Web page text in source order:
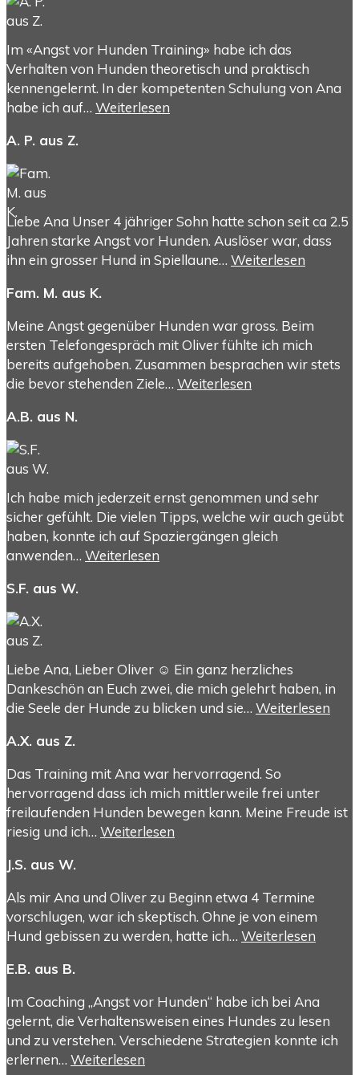
Im «Angst vor Hunden Training» habe ich das
Verhalten von Hunden theoretisch und praktisch
kennengelernt. In der kompetenten Schulung von Ana
habe ich auf… Weiterlesen
A. P. aus Z.
Liebe Ana Unser 4 jähriger Sohn hatte schon seit ca 2.5
Jahren starke Angst vor Hunden. Auslöser war, dass
ihn ein grosser Hund in Spiellaune… Weiterlesen
Fam. M. aus K.
Meine Angst gegenüber Hunden war gross. Beim
ersten Telefongespräch mit Oliver fühlte ich mich
bereits aufgehoben. Zusammen besprachen wir stets
die bevor stehenden Ziele… Weiterlesen
A.B. aus N.
Ich habe mich jederzeit ernst genommen und sehr
sicher gefühlt. Die vielen Tipps, welche wir auch geübt
haben, konnte ich auf Spaziergängen gleich
anwenden… Weiterlesen
S.F. aus W.
Liebe Ana, Lieber Oliver ☺️ Ein ganz herzliches
Dankeschön an Euch zwei, die mich gelehrt haben, in
die Seele der Hunde zu blicken und sie… Weiterlesen
A.X. aus Z.
Das Training mit Ana war hervorragend. So
hervorragend dass ich mich mittlerweile frei unter
freilaufenden Hunden bewegen kann. Meine Freude ist
riesig und ich… Weiterlesen
J.S. aus W.
Als mir Ana und Oliver zu Beginn etwa 4 Termine
vorschlugen, war ich skeptisch. Ohne je von einem
Hund gebissen zu werden, hatte ich… Weiterlesen
E.B. aus B.
Im Coaching „Angst vor Hunden“ habe ich bei Ana
gelernt, die Verhaltensweisen eines Hundes zu lesen
und zu verstehen. Verschiedene Strategien konnte ich
erlernen… Weiterlesen